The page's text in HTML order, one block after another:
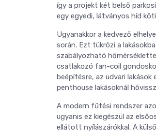
így a projekt két belső
egy egyedi, látványos híd
Ugyanakkor a kedvező
során. Ezt tükrözi a
szabályozható
csatlakozó fan-coil
beépítésre, az udvari
penthouse lakásoknál
A modern fűtési rendszer
ugyanis ez kiegészül az
ellátott nyílászárókkal. A